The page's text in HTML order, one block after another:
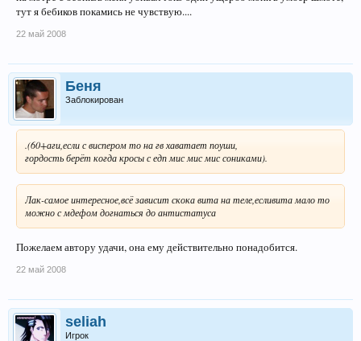
тут я бебиков покамись не чувствую....
22 май 2008
Беня
Заблокирован
.(60+аги,если с виспером то на гв хаватает поуши,
гордость берёт когда кросы с едп мис мис мис сониками).
Лак-самое интересное,всё зависит скока вита на теле,есливита мало то
можно с мдефом догнаться до антистатуса
Пожелаем автору удачи, она ему действительно понадобится.
22 май 2008
seliah
Игрок